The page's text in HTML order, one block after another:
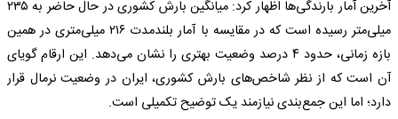
آخرین آمار بارندگی‌ها اظهار کرد: میانگین بارش کشوری در حال حاضر به ۲۳۵
میلی‌متر رسیده است که در مقایسه با آمار بلندمدت ۲۱۶ میلی‌متری در همین
بازه زمانی، حدود ۴ درصد وضعیت بهتری را نشان می‌دهد. این ارقام گویای
آن است که از نظر شاخص‌های بارش کشوری، ایران در وضعیت نرمال قرار
دارد؛ اما این جمع‌بندی نیازمند یک توضیح تکمیلی است.